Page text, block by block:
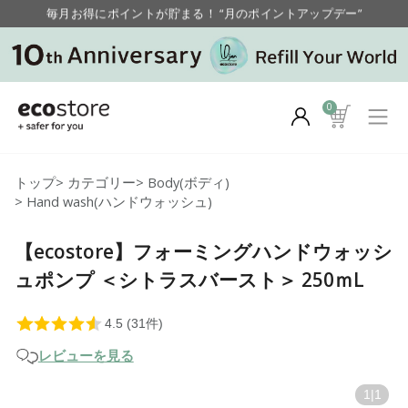
毎月お得にポイントが貯まる！ “月のポイントアップデー”
【重要】お盆期間中のお問い合わせと商品配送に関しまして
毎月お得にポイントが貯まる！ “月のポイントアップデー”
0
トップ> カテゴリー> Body(ボディ)
> Hand wash(ハンドウォッシュ)
【ecostore】フォーミングハンドウォッシ
ュポンプ ＜シトラスバースト＞ 250ｍL
レビューを見る
1 1